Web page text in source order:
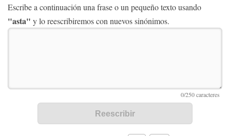
Escribe a continuación una frase o un pequeño texto usando
"asta" y lo reescribiremos con nuevos sinónimos.